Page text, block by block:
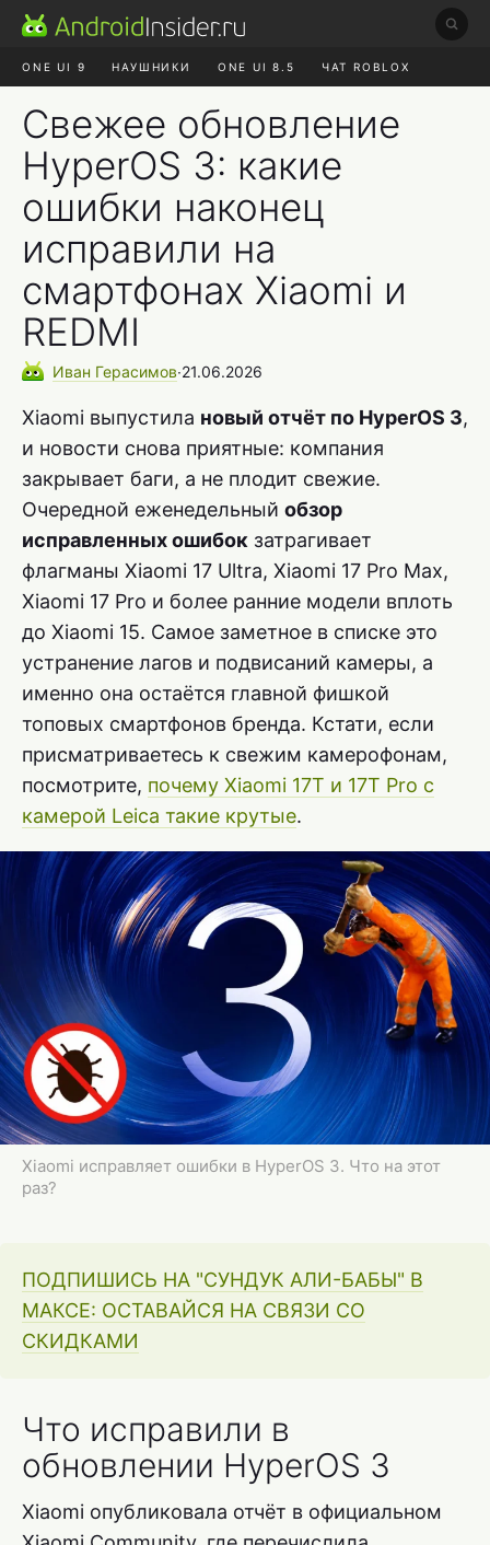
ONE UI 9 НАУШНИКИ ONE UI 8.5 ЧАТ ROBLOX
ЯНДЕКС ПЛЮС
Свежее обновление
HyperOS 3: какие
ошибки наконец
исправили на
смартфонах Xiaomi и
REDMI
Иван Герасимов∙21.06.2026
Xiaomi выпустила новый отчёт по HyperOS 3,
и новости снова приятные: компания
закрывает баги, а не плодит свежие.
Очередной еженедельный обзор
исправленных ошибок затрагивает
флагманы Xiaomi 17 Ultra, Xiaomi 17 Pro Max,
Xiaomi 17 Pro и более ранние модели вплоть
до Xiaomi 15. Самое заметное в списке это
устранение лагов и подвисаний камеры, а
именно она остаётся главной фишкой
топовых смартфонов бренда. Кстати, если
присматриваетесь к свежим камерофонам,
посмотрите, почему Xiaomi 17T и 17T Pro с
камерой Leica такие крутые.
Xiaomi исправляет ошибки в HyperOS 3. Что на этот
раз?
ПОДПИШИСЬ НА "СУНДУК АЛИ-БАБЫ" В
МАКСЕ: ОСТАВАЙСЯ НА СВЯЗИ СО
СКИДКАМИ
Что исправили в
обновлении HyperOS 3
Xiaomi опубликовала отчёт в официальном